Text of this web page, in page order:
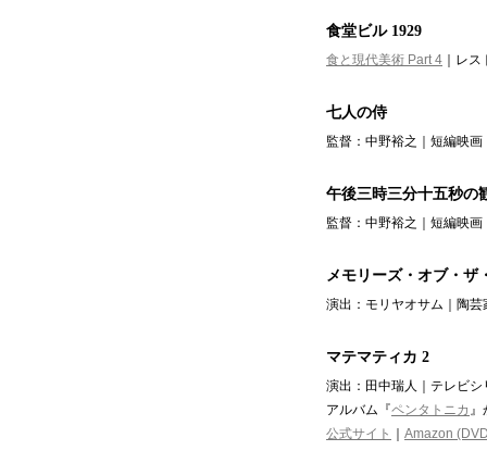
食堂ビル 1929
食と現代美術 Part 4 ｜レ
七人の侍
監督：中野裕之｜短編映
午後三時三分十五秒の
監督：中野裕之｜短編映
メモリーズ・オブ・ザ
演出：モリヤオサム｜陶
マテマティカ 2
演出：田中瑞人｜テレビ
アルバム『ペンタトニカ 』
公式サイト
Amazon